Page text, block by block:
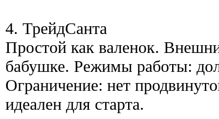
4. ТрейдСанта
Простой как валенок.
бабушке. Режимы работы:
Ограничение: нет
идеален для старта.